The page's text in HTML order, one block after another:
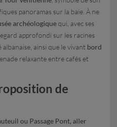
panoramas sur la baie. À ne
archéologiquequi, avec ses
approfondi sur les racines
ainsi que le vivant bord
relaxante entre cafés et
de
ou Passage Pont, aller